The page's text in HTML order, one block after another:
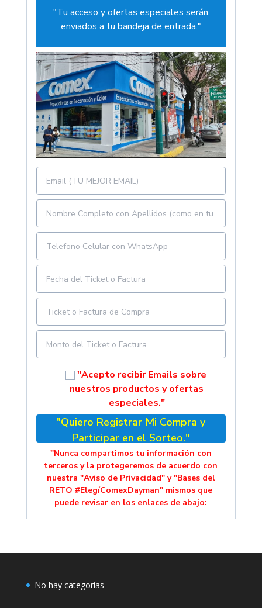
"Tu acceso y ofertas especiales serán
enviados a tu bandeja de entrada."
"Acepto recibir Emails sobre
nuestros productos y ofertas
especiales."
"Quiero Registrar Mi Compra y
Participar en el Sorteo."
"Nunca compartimos tu información con
terceros y la protegeremos de acuerdo con
nuestra "Aviso de Privacidad" y "Bases del
RETO #ElegíComexDayman" mismos que
puede revisar en los enlaces de abajo:
No hay categorías